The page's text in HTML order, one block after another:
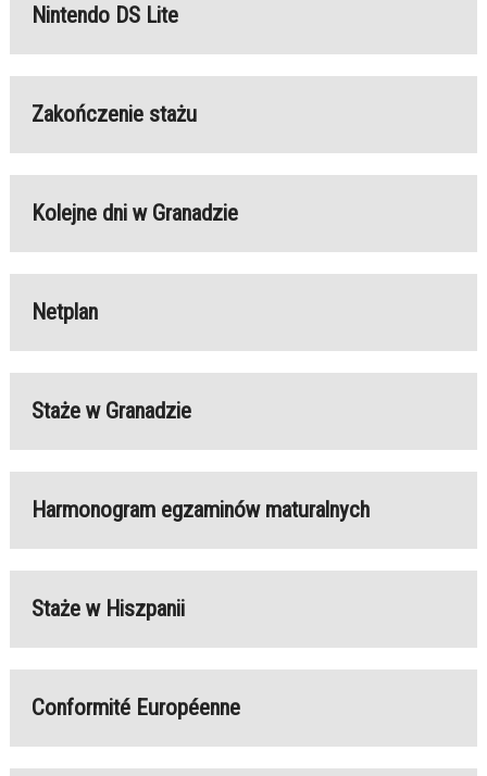
Nintendo DS Lite
Zakończenie stażu
Kolejne dni w Granadzie
Netplan
Staże w Granadzie
Harmonogram egzaminów maturalnych
Staże w Hiszpanii
Conformité Européenne